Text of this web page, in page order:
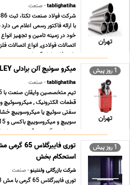
تهران
tablighatiha- صنعت
خود در زمینه تامین و تجهیز
اتصالات فولادی, انواع اتصالات
نفت, فلنج لوله آب, اتص ... ...
1 روز پیش
تهران
میکرو سوئیچ آلن برادلی ALLEN BRADLEY
tablighatiha- صنعت
قطعات الکترونیک , میکروسوئیچ
روشنایی ، گرد هم آمده است
1 روز پیش
استحکام بخش
شرکت بازرگانی ولنتینو- صنعت